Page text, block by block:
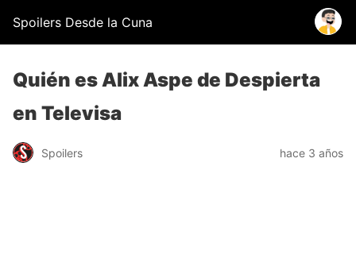
Spoilers Desde la Cuna
Quién es Alix Aspe de Despierta
en Televisa
Spoilers hace 3 años